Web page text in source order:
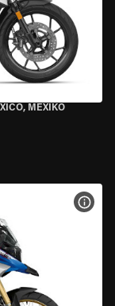
MEXIKO